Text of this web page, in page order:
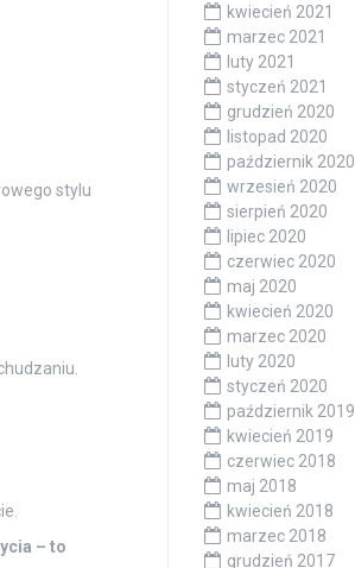
stylu
– to
kwiecień 2021
marzec 2021
luty 2021
styczeń 2021
grudzień 2020
listopad 2020
październik 2020
wrzesień 2020
sierpień 2020
lipiec 2020
czerwiec 2020
maj 2020
kwiecień 2020
marzec 2020
luty 2020
styczeń 2020
październik 2019
kwiecień 2019
czerwiec 2018
maj 2018
kwiecień 2018
marzec 2018
grudzień 2017